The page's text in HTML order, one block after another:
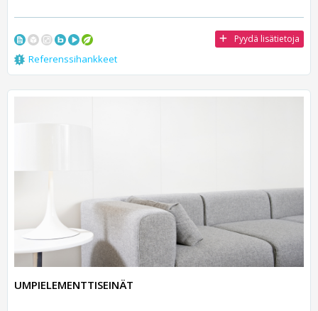
Pyydä lisätietoja
Referenssihankkeet
UMPIELEMENTTISEINÄT